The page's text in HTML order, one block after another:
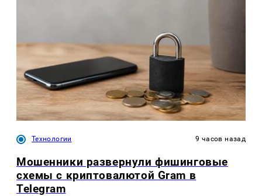
Технологии 9 часов назад
Мошенники развернули фишинговые
схемы с криптовалютой Gram в
Telegram